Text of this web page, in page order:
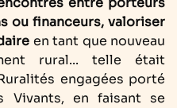
ou financeurs, valoriser
en tant que nouveau
rural... telle était
engagées porté
Vivants, en faisant se